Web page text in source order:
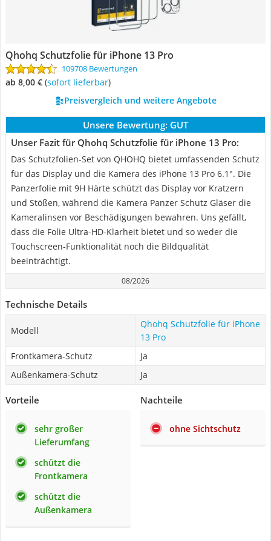
Qhohq Schutzfolie für iPhone 13 Pro
109708 Bewertungen
ab 8,00 € ( Sofort lieferbar)
Preisvergleich und weitere Angebote
Unsere Bewertung: GUT
Unser Fazit für Qhohq Schutzfolie für iPhone 13 Pro:
Das Schutzfolien-Set von QHOHQ bietet umfassenden Schutz
für das Display und die Kamera des iPhone 13 Pro 6.1". Die
Panzerfolie mit 9H Härte schützt das Display vor Kratzern
und Stößen, während die Kamera Panzer Schutz Gläser die
Kameralinsen vor Beschädigungen bewahren. Uns gefällt,
dass die Folie Ultra-HD-Klarheit bietet und so weder die
Touchscreen-Funktionalität noch die Bildqualität
beeinträchtigt.
08/2026
Technische Details
Modell
Qhohq Schutzfolie für iPhone
13 Pro
Frontkamera-Schutz
Ja
Außenkamera-Schutz
Ja
Vorteile
sehr großer
Lieferumfang
schützt die
Frontkamera
schützt die
Außenkamera
Nachteile
ohne Sichtschutz